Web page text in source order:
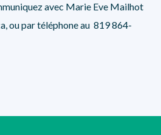
avec Marie Eve Mailhot
ou par téléphone au 819 864-